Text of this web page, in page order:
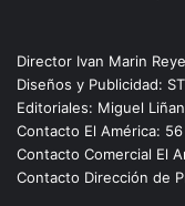
Director Ivan Marin
Diseños y Publicidad:
Editoriales: Miguel
Contacto El América: 56
Contacto Comercial El
Contacto Dirección de